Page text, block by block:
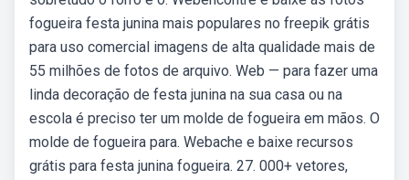
fogueira festa junina mais populares no freepik grátis
para uso comercial imagens de alta qualidade mais de
55 milhões de fotos de arquivo. Web — para fazer uma
linda decoração de festa junina na sua casa ou na
escola é preciso ter um molde de fogueira em mãos. O
molde de fogueira para. Webache e baixe recursos
grátis para festa junina fogueira. 27. 000+ vetores,